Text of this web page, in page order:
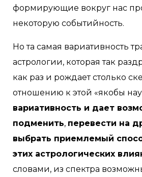
формирующие вокруг нас
некоторую событийность.
Но та самая вариативность
астрологии, которая так
как раз и рождает столько
отношению к этой «якобы
вариативность и дает
подменить, перевести на
выбрать приемлемый
этих астрологических
словами, из спектра